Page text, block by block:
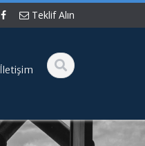
Teklif Alın
İletişim